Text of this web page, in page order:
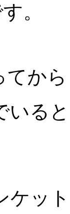
。
てから
いると
ケッ